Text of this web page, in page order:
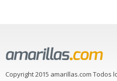
Copyright 2015 amarillas.com Todos